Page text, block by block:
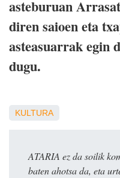
asteburuan
diren saioen eta
asteasuarrak egin
dugu.
KULTURA
ATARIA ez da soilik
baten ahotsa da, eta